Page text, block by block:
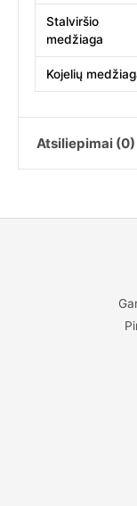
Stalviršio
medžiaga
Kojelių
Atsiliepimai (0)
Rašyti